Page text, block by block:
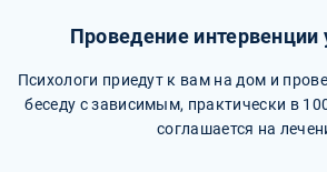
Проведение интервенции
Психологи приедут к вам на дом и
беседу с зависимым, практически в
соглашается на